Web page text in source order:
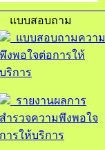
แบบสอบถาม
แบบสอบถามความ
พึงพอใจต่อการให้
บริการ
รายงานผลการ
สำรวจความพึงพอใจ
การให้บริการ